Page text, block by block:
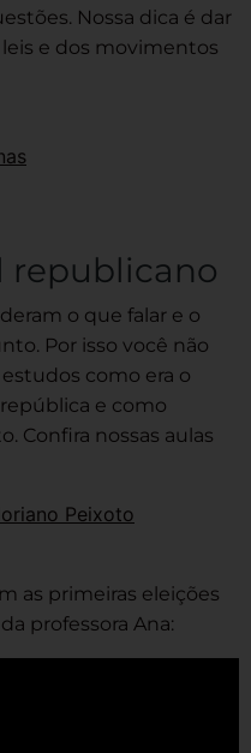
Nossa dica é dar
e dos movimentos
republicano
o que falar e o
Por isso você não
como era o
e como
Confira nossas aulas
Peixoto
as primeiras eleições
professora Ana: